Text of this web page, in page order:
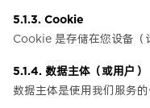
5.1.3. Cookie
Cookie 是存储在您设备（
5.1.4. 数据主体（或用户）
数据主体是使用我们服务